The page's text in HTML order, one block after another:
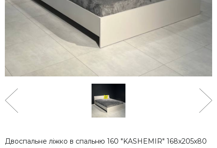
Двоспальне ліжко в спальню 160 "KASHEMIR" 168х205х80